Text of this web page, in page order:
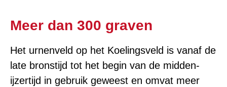
Meer dan 300 graven
Het urnenveld op het Koelingsveld is vanaf de
late bronstijd tot het begin van de midden-
ijzertijd in gebruik geweest en omvat meer